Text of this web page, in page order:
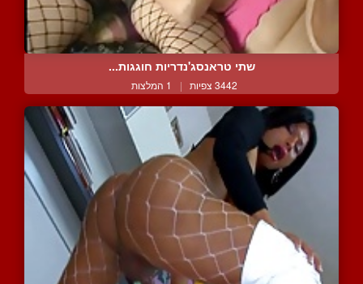
שתי טראנסג'נדריות חוגגות...
3442 צפיות | 1 המלצות